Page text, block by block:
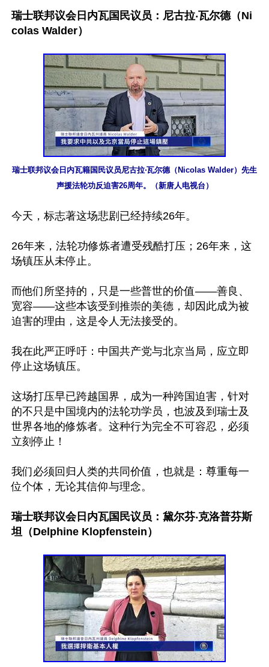
瑞士联邦议会日内瓦国民议员：尼古拉‧瓦尔德（Ni
colas Walder）
瑞士联邦议会日内瓦籍国民议员尼古拉‧瓦尔德（Nicolas Walder）先生
声援法轮功反迫害26周年。（新唐人电视台）
今天，标志著这场悲剧已经持续26年。
26年来，法轮功修炼者遭受残酷打压；26年来，这
场镇压从未停止。
而他们所坚持的，只是一些普世的价值——善良、
宽容——这些本该受到推崇的美德，却因此成为被
迫害的理由，这是令人无法接受的。
我在此严正呼吁：中国共产党与北京当局，应立即
停止这场镇压。
这场打压早已跨越国界，成为一种跨国迫害，针对
的不只是中国境内的法轮功学员，也波及到瑞士及
世界各地的修炼者。这种行为完全不可容忍，必须
立刻停止！
我们必须回归人类的共同价值，也就是：尊重每一
位个体，无论其信仰与理念。
瑞士联邦议会日内瓦国民议员：黛尔芬‧克洛普芬斯
坦（Delphine Klopfenstein）